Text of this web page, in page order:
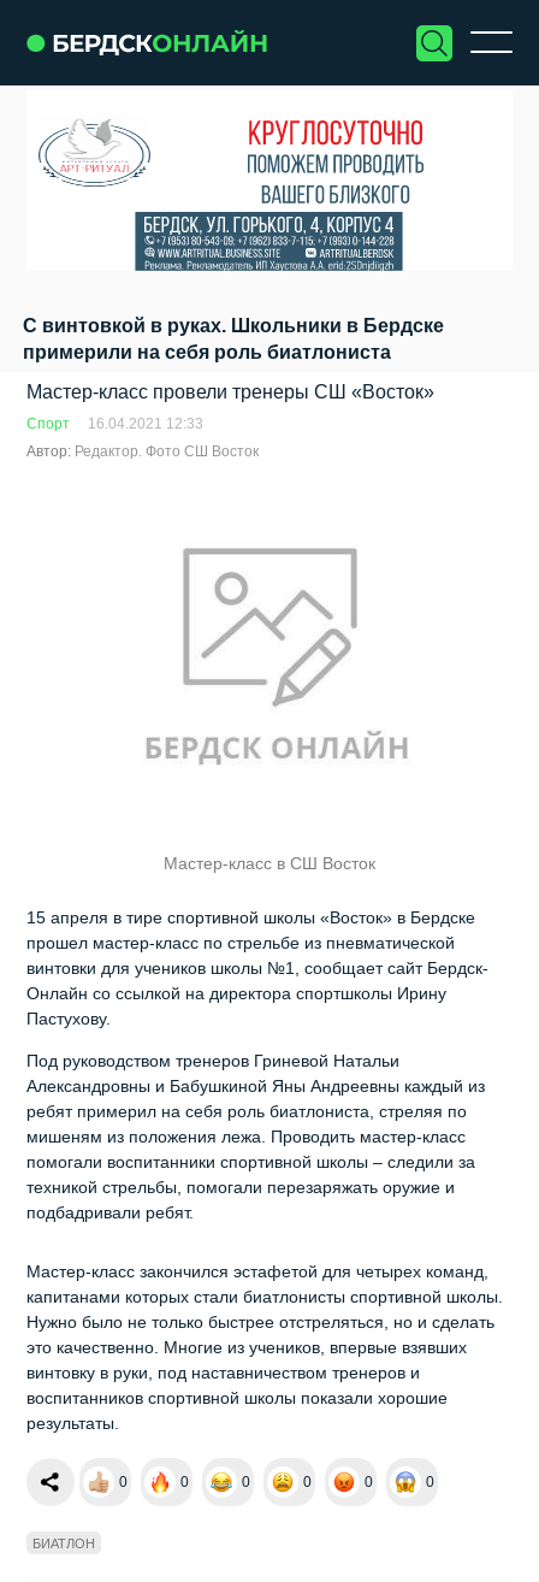
С винтовкой в руках. Школьники в Бердске
примерили на себя роль биатлониста
Мастер-класс провели тренеры СШ «Восток»
Спорт
16.04.2021 12:33
Автор: Редактор. Фото СШ Восток
Мастер-класс в СШ Восток
15 апреля в тире спортивной школы «Восток» в Бердске
прошел мастер-класс по стрельбе из пневматической
винтовки для учеников школы №1, сообщает сайт Бердск-
Онлайн со ссылкой на директора спортшколы Ирину
Пастухову.
Под руководством тренеров Гриневой Натальи
Александровны и Бабушкиной Яны Андреевны каждый из
ребят примерил на себя роль биатлониста, стреляя по
мишеням из положения лежа. Проводить мастер-класс
помогали воспитанники спортивной школы – следили за
техникой стрельбы, помогали перезаряжать оружие и
подбадривали ребят.
Мастер-класс закончился эстафетой для четырех команд,
капитанами которых стали биатлонисты спортивной школы.
Нужно было не только быстрее отстреляться, но и сделать
это качественно. Многие из учеников, впервые взявших
винтовку в руки, под наставничеством тренеров и
воспитанников спортивной школы показали хорошие
результаты.
0 0 0 0 0 0
БИАТЛОН